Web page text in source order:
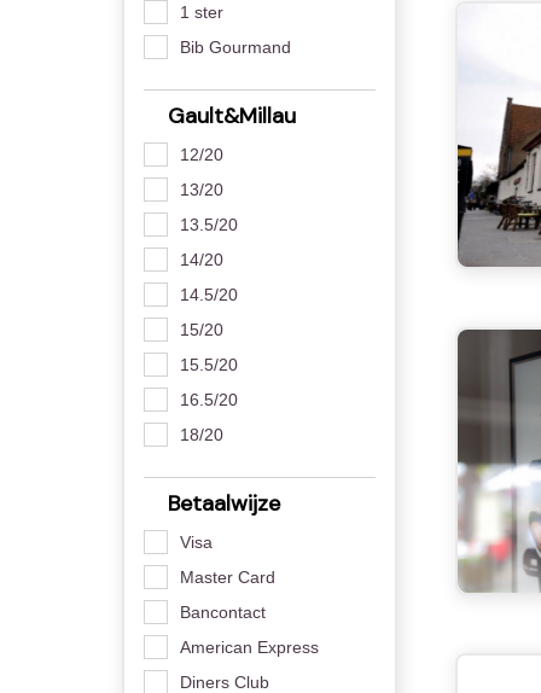
1 ster
Bib Gourmand
Gault&Millau
12/20
13/20
13.5/20
14/20
14.5/20
15/20
15.5/20
16.5/20
18/20
Betaalwijze
Visa
Master Card
Bancontact
American Express
Diners Club